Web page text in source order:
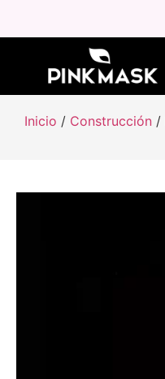
Inicio / Construcción /